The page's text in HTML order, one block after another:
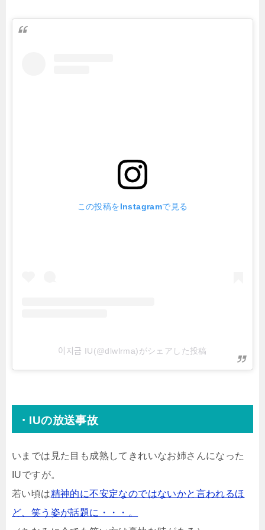
この投稿をInstagramで見る
이지금 IU(@dlwlrma)がシェアした投稿
・IUの放送事故
いまでは見た目も成熟してきれいなお姉さんになった
IUですが。
若い頃は精神的に不安定なのではないかと言われるほ
ど、笑う姿が話題に・・・。